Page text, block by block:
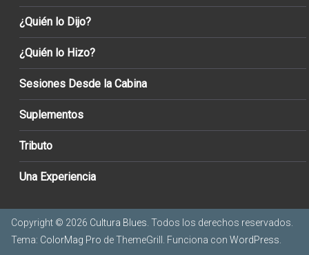
¿Quién lo Dijo?
¿Quién lo Hizo?
Sesiones Desde la Cabina
Suplementos
Tributo
Una Experiencia
Copyright © 2026 Cultura Blues . Todos los derechos reservados.
Tema: ColorMag Pro de ThemeGrill. Funciona con WordPress